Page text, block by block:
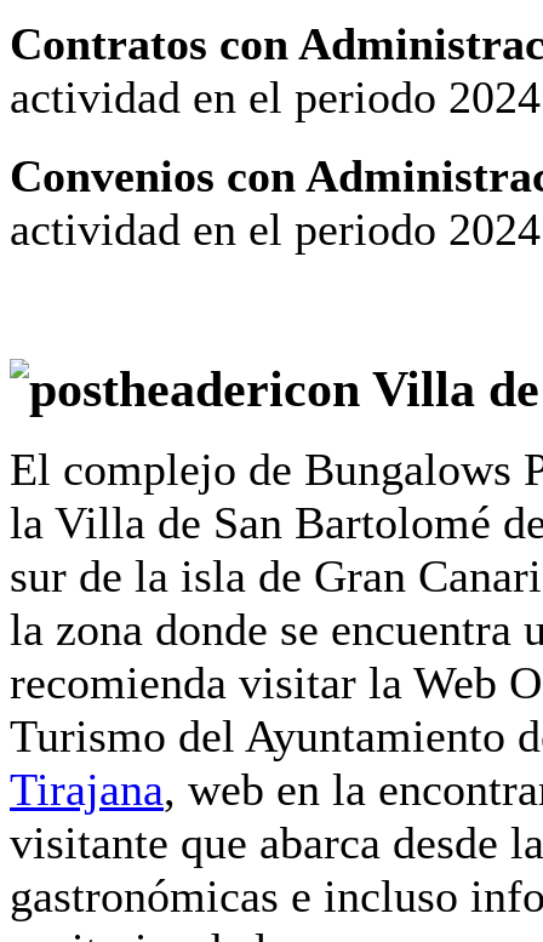
Contratos con
actividad en el periodo
Convenios con
actividad en el periodo
Villa
El complejo de Bungalows
la Villa de San Bartolomé
sur de la isla de Gran
la zona donde se encuentra
recomienda visitar la Web
Turismo del Ayuntamiento
Tirajana, web en la
visitante que abarca desde
gastronómicas e incluso